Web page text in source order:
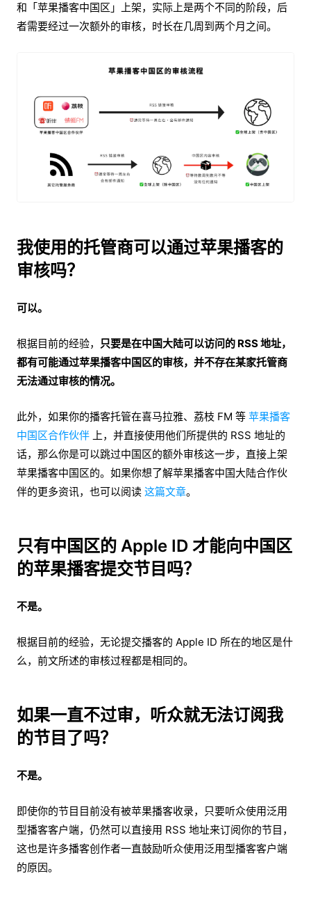
和「苹果播客中国区」上架，实际上是两个不同的阶段，后
者需要经过一次额外的审核，时长在几周到两个月之间。
我使用的托管商可以通过苹果播客的
审核吗？
可以。
根据目前的经验，
只要是在中国大陆可以访问的 RSS 地址，
都有可能通过苹果播客中国区的审核，并不存在某家托管商
无法通过审核的情况。
此外，如果你的播客托管在喜马拉雅、荔枝 FM 等 苹果播客
中国区合作伙伴 上，并直接使用他们所提供的 RSS 地址的
话，那么你是可以跳过中国区的额外审核这一步，直接上架
苹果播客中国区的。如果你想了解苹果播客中国大陆合作伙
伴的更多资讯，也可以阅读 这篇文章。
只有中国区的 Apple ID 才能向中国区
的苹果播客提交节目吗？
不是。
根据目前的经验，无论提交播客的 Apple ID 所在的地区是什
么，前文所述的审核过程都是相同的。
如果一直不过审，听众就无法订阅我
的节目了吗？
不是。
即使你的节目目前没有被苹果播客收录，只要听众使用泛用
型播客客户端，仍然可以直接用 RSS 地址来订阅你的节目，
这也是许多播客创作者一直鼓励听众使用泛用型播客客户端
的原因。